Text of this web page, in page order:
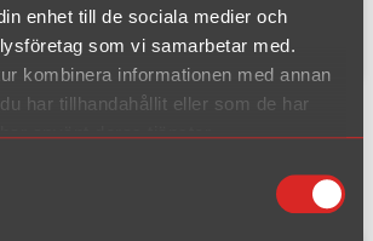
enhet till de sociala medier och
som vi samarbetar med.
kombinera informationen med annan
har tillhandahållit eller som de har
använt deras tjänster.
rördelar, 114.3mm